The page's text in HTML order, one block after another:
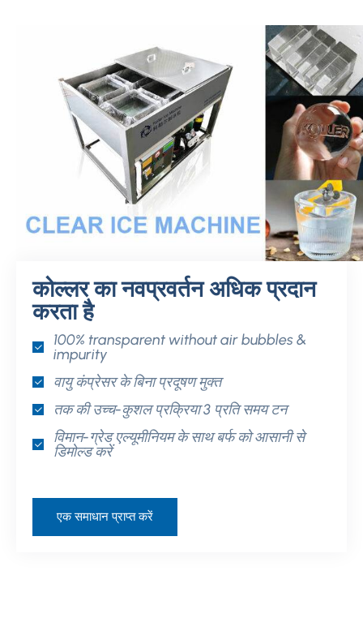
कोल्लर का नवप्रवर्तन अधिक प्रदान
करता है
100% transparent without air bubbles &
impurity
वायु कंप्रेसर के बिना प्रदूषण मुक्त
तक की उच्च-कुशल प्रक्रिया 3 प्रति समय टन
विमान-ग्रेड एल्यूमीनियम के साथ बर्फ को आसानी से
डिमोल्ड करें
एक समाधान प्राप्त करें